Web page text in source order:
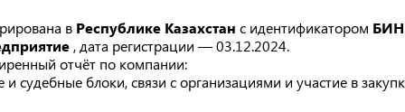
в Республике Казахстан с идентификатором БИН
, дата регистрации — 03.12.2024.
отчёт по компании:
судебные блоки, связи с организациями и участие в